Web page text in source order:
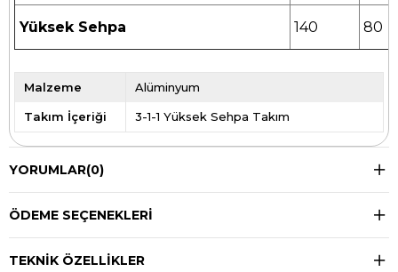
Yüksek Sehpa 140 80
Malzeme Alüminyum
Takım İçeriği 3-1-1 Yüksek Sehpa Takım
YORUMLAR(0)
ÖDEME SEÇENEKLERI
TEKNIK ÖZELLIKLER